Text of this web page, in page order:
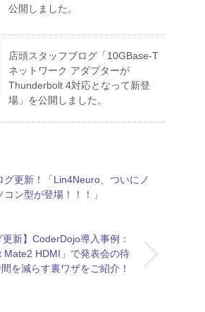
公開しました。
店頭スタッフブログ「10GBase-T
ネットワーク アダプターが
Thunderbolt 4対応となって新登
場」を公開しました。
グ更新！「Lin4Neuro、ついにノ
コン型が登場！！！」
更新】CoderDojo導入事例：
Mate2 HDMI」で発表会の待
を減らす裏ワザをご紹介！